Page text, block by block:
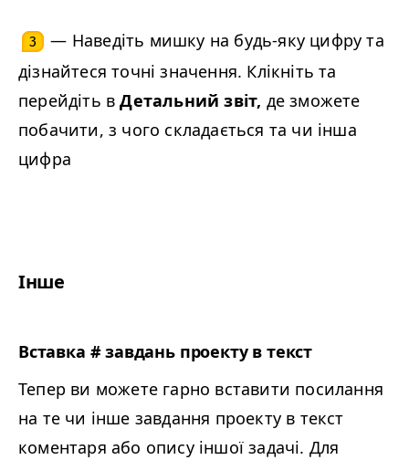
3
— Наведіть мишку на будь-яку цифру та
дізнайтеся точні значення. Клікніть та
перейдіть вДетальний звіт, де зможете
побачити, з чого складається та чи інша
цифра
Інше
Вставка # завдань проекту в текст
Тепер ви можете гарно вставити посилання
на те чи інше завдання проекту в текст
коментаря або опису іншої задачі. Для